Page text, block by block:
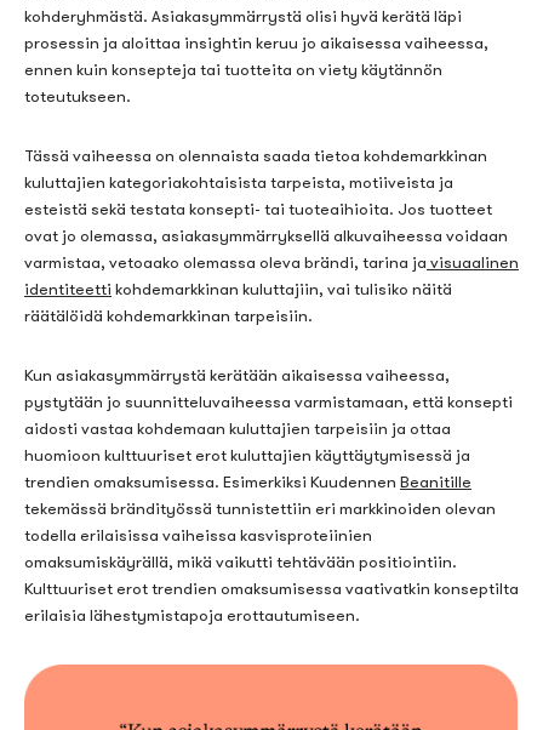
kohderyhmästä. Asiakasymmärrystä olisi hyvä kerätä läpi
prosessin ja aloittaa insightin keruu jo aikaisessa vaiheessa,
ennen kuin konsepteja tai tuotteita on viety käytännön
toteutukseen.
Tässä vaiheessa on olennaista saada tietoa kohdemarkkinan
kuluttajien kategoriakohtaisista tarpeista, motiiveista ja
esteistä sekä testata konsepti- tai tuoteaihioita. Jos tuotteet
ovat jo olemassa, asiakasymmärryksellä alkuvaiheessa voidaan
varmistaa, vetoaako olemassa oleva brändi, tarina ja visuaalinen
identiteetti kohdemarkkinan kuluttajiin, vai tulisiko näitä
räätälöidä kohdemarkkinan tarpeisiin.
Kun asiakasymmärrystä kerätään aikaisessa vaiheessa,
pystytään jo suunnitteluvaiheessa varmistamaan, että konsepti
aidosti vastaa kohdemaan kuluttajien tarpeisiin ja ottaa
huomioon kulttuuriset erot kuluttajien käyttäytymisessä ja
trendien omaksumisessa. Esimerkiksi Kuudennen Beanitille
tekemässä brändityössä tunnistettiin eri markkinoiden olevan
todella erilaisissa vaiheissa kasvisproteiinien
omaksumiskäyrällä, mikä vaikutti tehtävään positiointiin.
Kulttuuriset erot trendien omaksumisessa vaativatkin konseptilta
erilaisia lähestymistapoja erottautumiseen.